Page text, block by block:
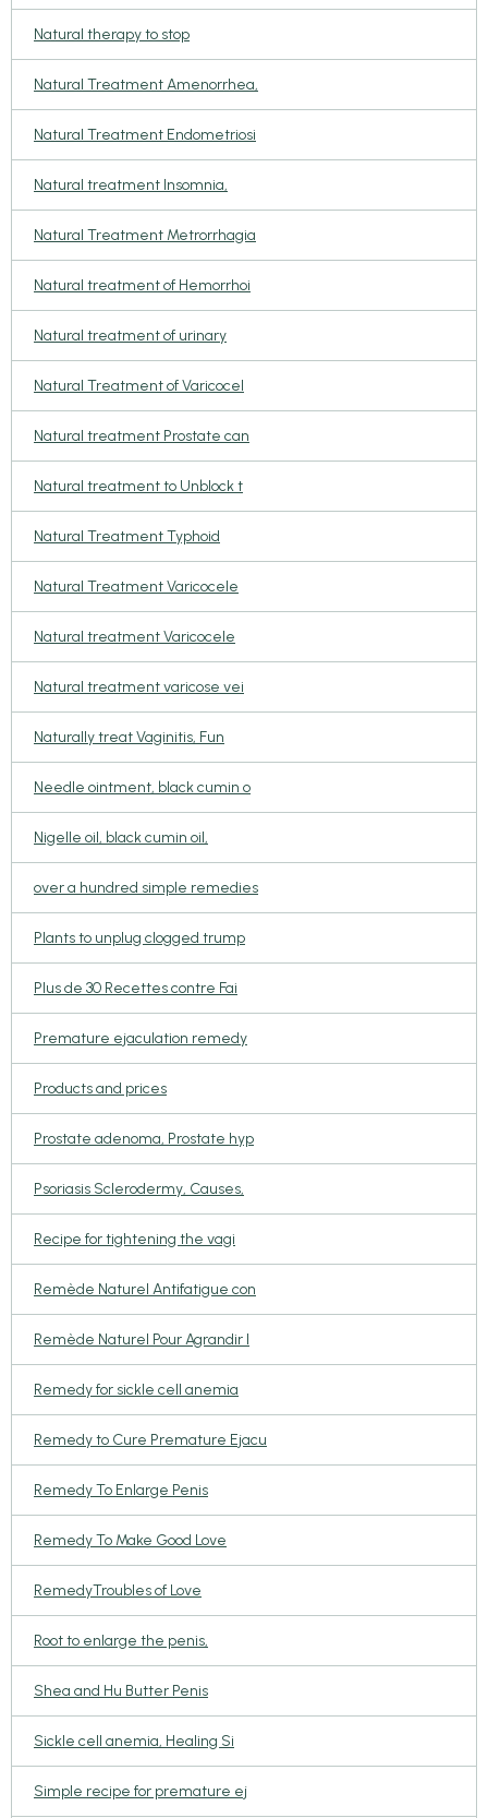
Natural therapy to stop
Natural Treatment Amenorrhea,
Natural Treatment Endometriosi
Natural treatment Insomnia,
Natural Treatment Metrorrhagia
Natural treatment of Hemorrhoi
Natural treatment of urinary
Natural Treatment of Varicocel
Natural treatment Prostate can
Natural treatment to Unblock t
Natural Treatment Typhoid
Natural Treatment Varicocele
Natural treatment Varicocele
Natural treatment varicose vei
Naturally treat Vaginitis, Fun
Needle ointment, black cumin o
Nigelle oil, black cumin oil,
over a hundred simple remedies
Plants to unplug clogged trump
Plus de 30 Recettes contre Fai
Premature ejaculation remedy
Products and prices
Prostate adenoma, Prostate hyp
Psoriasis Sclerodermy, Causes,
Recipe for tightening the vagi
Remède Naturel Antifatigue con
Remède Naturel Pour Agrandir l
Remedy for sickle cell anemia
Remedy to Cure Premature Ejacu
Remedy To Enlarge Penis
Remedy To Make Good Love
RemedyTroubles of Love
Root to enlarge the penis,
Shea and Hu Butter Penis
Sickle cell anemia, Healing Si
Simple recipe for premature ej